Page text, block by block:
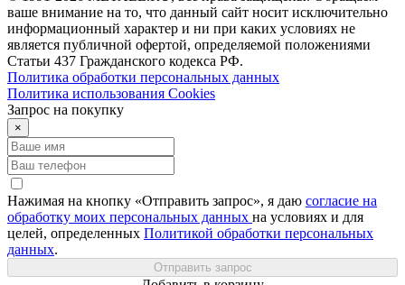
ваше внимание на то, что данный сайт носит исключительно
информационный характер и ни при каких условиях не
является публичной офертой, определяемой положениями
Статьи 437 Гражданского кодекса РФ.
Политика обработки персональных данных
Политика использования Сookies
Запрос на покупку
×
Нажимая на кнопку «Отправить запрос», я даю согласие на
обработку моих персональных данных на условиях и для
целей, определенных Политикой обработки персональных
данных.
Отправить запрос